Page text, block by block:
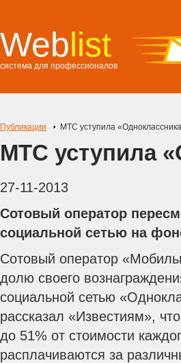
Weblist
система для профессионалов
Публикации МТС уступила
МТС уступила
27-11-2013
Сотовый оператор
социальной сетью на
Сотовый оператор
долю своего
социальной сетью
рассказал «Известиям»,
до 51% от стоимости
расплачиваются за